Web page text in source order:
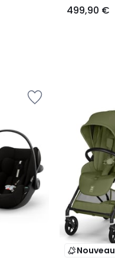
499,90 €
Nouveau